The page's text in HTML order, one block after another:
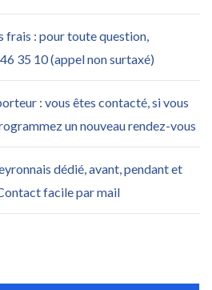
frais : pour toute question,
35 10 (appel non surtaxé)
: vous êtes contacté, si vous
un nouveau rendez-vous
dédié, avant, pendant et
facile par mail